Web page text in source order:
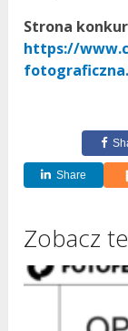
Strona
https://
Share
Zobacz